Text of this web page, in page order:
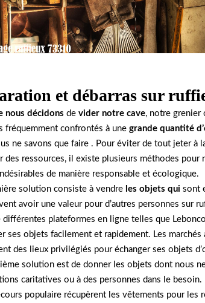
et débarras sur
nous décidons de vider notre cave, notre grenier
fréquemment confrontés à une grande quantité
ne savons que faire . Pour éviter de tout jeter à
des ressources, il existe plusieurs méthodes pour
de manière responsable et écologique.
solution consiste à vendre les objets qui sont
avoir une valeur pour d’autres personnes sur
différentes plateformes en ligne telles que
ses objets facilement et rapidement. Les marchés
des lieux privilégiés pour échanger ses objets
solution est de donner les objets dont nous
caritatives ou à des personnes dans le
populaire récupèrent les vêtements pour les